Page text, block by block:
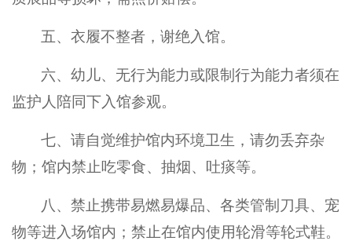
五、衣履不整者，谢绝入馆。
六、幼儿、无行为能力或限制行为能力者须在
监护人陪同下入馆参观。
七、请自觉维护馆内环境卫生，请勿丢弃杂
物；馆内禁止吃零食、抽烟、吐痰等。
八、禁止携带易燃易爆品、各类管制刀具、宠
物等进入场馆内；禁止在馆内使用轮滑等轮式鞋。